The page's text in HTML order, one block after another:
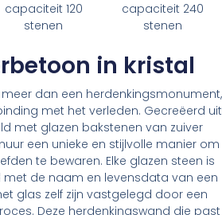
capaciteit 120
stenen
capaciteit 240
stenen
in kristal
meer dan een herdenkingsmonument,
met het verleden. Gecreëerd uit
met glazen bakstenen van zuiver
een unieke en stijlvolle manier om
te bewaren. Elke glazen steen is
de naam en levensdata van een
glas zelf zijn vastgelegd door een
Deze herdenkingswand die past